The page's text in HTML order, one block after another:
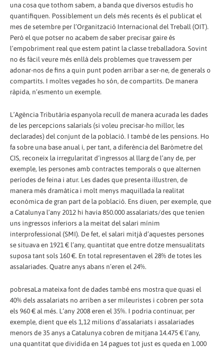
una cosa que tothom sabem, a banda que diversos estudis ho
quantifiquen. Possiblement un dels més recents és el publicat el
mes de setembre per l’Organització Internacional del Treball (OIT).
Però el que potser no acabem de saber precisar gaire és
l’empobriment real que estem patint la classe treballadora. Sovint
no és fàcil veure més enllà dels problemes que travessem per
adonar-nos de fins a quin punt poden arribar a ser-ne, de generals o
compartits. I moltes vegades ho són, de compartits. De manera
ràpida, n’esmento un exemple.
L’Agència Tributària espanyola recull de manera acurada les dades
de les percepcions salarials (si voleu precisar-ho millor, les
declarades) del conjunt de la població. I també de les pensions. Ho
fa sobre una base anual i, per tant, a diferència del Baròmetre del
CIS, reconeix la irregularitat d’ingressos al llarg de l’any de, per
exemple, les persones amb contractes temporals o que alternen
períodes de feina i atur. Les dades que presenta il·lustren, de
manera més dramàtica i molt menys maquillada la realitat
econòmica de gran part de la població. Ens diuen, per exemple, que
a Catalunya l’any 2012 hi havia 850.000 assalariats/des que tenien
uns ingressos inferiors a la meitat del salari mínim
interprofessional (SMI). De fet, el salari mitjà d’aquestes persones
se situava en 1921 € l’any, quantitat que entre dotze mensualitats
suposa tant sols 160 €. En total representaven el 28% de totes les
assalariades. Quatre anys abans n’eren el 24%.
pobresaLa mateixa font de dades també ens mostra que quasi el
40% dels assalariats no arriben a ser mileuristes i cobren per sota
els 960 € al més. L’any 2008 eren el 35%. I podria continuar, per
exemple, dient que els 1,12 milions d’assalariats i assalariades
menors de 35 anys a Catalunya cobren de mitjana 14.475 € l’any,
una quantitat que dividida en 14 pagues tot just es queda en 1.000